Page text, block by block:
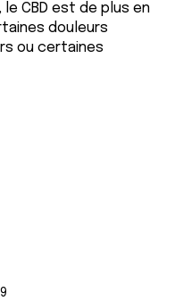
CBD est de plus en
douleurs
ou certaines